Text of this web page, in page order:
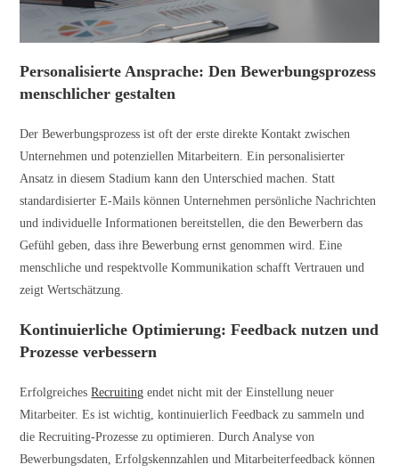
Personalisierte Ansprache: Den Bewerbungsprozess
menschlicher gestalten
Der Bewerbungsprozess ist oft der erste direkte Kontakt zwischen
Unternehmen und potenziellen Mitarbeitern. Ein personalisierter
Ansatz in diesem Stadium kann den Unterschied machen. Statt
standardisierter E-Mails können Unternehmen persönliche Nachrichten
und individuelle Informationen bereitstellen, die den Bewerbern das
Gefühl geben, dass ihre Bewerbung ernst genommen wird. Eine
menschliche und respektvolle Kommunikation schafft Vertrauen und
zeigt Wertschätzung.
Kontinuierliche Optimierung: Feedback nutzen und
Prozesse verbessern
ErfolgreichesRecruiting endet nicht mit der Einstellung neuer
Mitarbeiter. Es ist wichtig, kontinuierlich Feedback zu sammeln und
die Recruiting-Prozesse zu optimieren. Durch Analyse von
Bewerbungsdaten, Erfolgskennzahlen und Mitarbeiterfeedback können